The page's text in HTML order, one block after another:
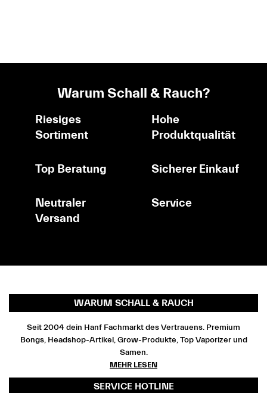
Warum Schall & Rauch?
Riesiges
Sortiment
Hohe
Produktqualität
Top Beratung Sicherer Einkauf
Neutraler
Versand
Service
WARUM SCHALL & RAUCH
Seit 2004 dein Hanf Fachmarkt des Vertrauens. Premium
Bongs, Headshop-Artikel, Grow-Produkte, Top Vaporizer und
Samen.
MEHR LESEN
SERVICE HOTLINE